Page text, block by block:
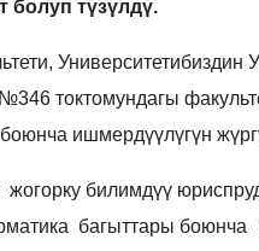
болуп түзүлдү.
токтомундагы
ишмердүүлүгүн
билимдүү
багыттары